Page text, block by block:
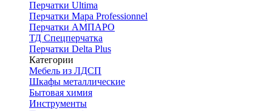
Перчатки Ultima
Перчатки Мара Professionnel
Перчатки АМПАРО
ТД Спецперчатка
Перчатки Delta Plus
Категории
Мебель из ЛДСП
Шкафы металлические
Бытовая химия
Инструменты